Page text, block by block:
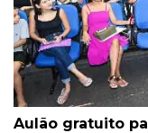
Aulão gratuito